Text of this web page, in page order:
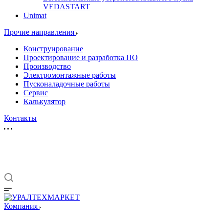
VEDASTART
Unimat
Прочие направления
Конструирование
Проектирование и разработка ПО
Производство
Электромонтажные работы
Пусконаладочные работы
Сервис
Калькулятор
Контакты
Компания